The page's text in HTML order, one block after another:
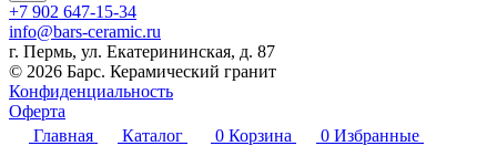
+7 902 647-15-34
info@bars-ceramic.ru
г. Пермь, ул. Екатерининская, д. 87
© 2026 Барс. Керамический гранит
Конфиденциальность
Оферта
Главная
Каталог 0 Корзина 0 Избранные